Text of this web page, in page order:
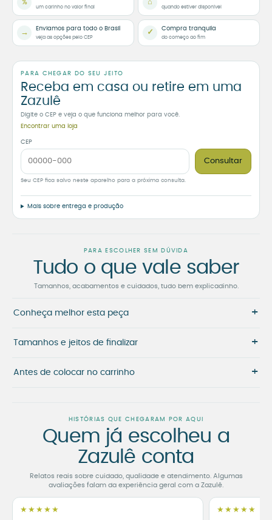
%
um carinho no valor final
⌂
quando estiver disponível
→ Enviamos para todo o Brasil
veja as opções pelo CEP
✓ Compra tranquila
do começo ao fim
PARA CHEGAR DO SEU JEITO
Receba em casa ou retire em uma
Zazulê
Digite o CEP e veja o que funciona melhor para você.
Encontrar uma loja
CEP
Consultar
Seu CEP fica salvo neste aparelho para a próxima consulta.
Mais sobre entrega e produção
PARA ESCOLHER SEM DÚVIDA
Tudo o que vale saber
Tamanhos, acabamentos e cuidados, tudo bem explicadinho.
Conheça melhor esta peça +
Tamanhos e jeitos de finalizar +
Antes de colocar no carrinho +
HISTÓRIAS QUE CHEGARAM POR AQUI
Quem já escolheu a
Zazulê conta
Relatos reais sobre cuidado, qualidade e atendimento. Algumas
avaliações falam da experiência geral com a Zazulê.
★★★★★ ★★★★★